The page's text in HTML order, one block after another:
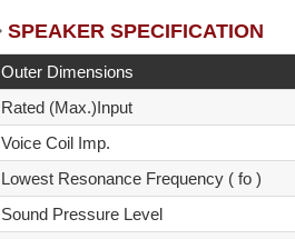
SPEAKER SPECIFICATION
Outer Dimensions
Rated (Max.)Input
Voice Coil Imp.
Lowest Resonance Frequency ( fo )
Sound Pressure Level